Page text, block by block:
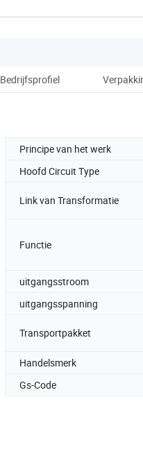
Bedrijfsprofiel
Principe van het werk
Hoofd Circuit Type
Link van Transformatie
Functie
uitgangsstroom
uitgangsspanning
Transportpakket
Handelsmerk
Gs-Code